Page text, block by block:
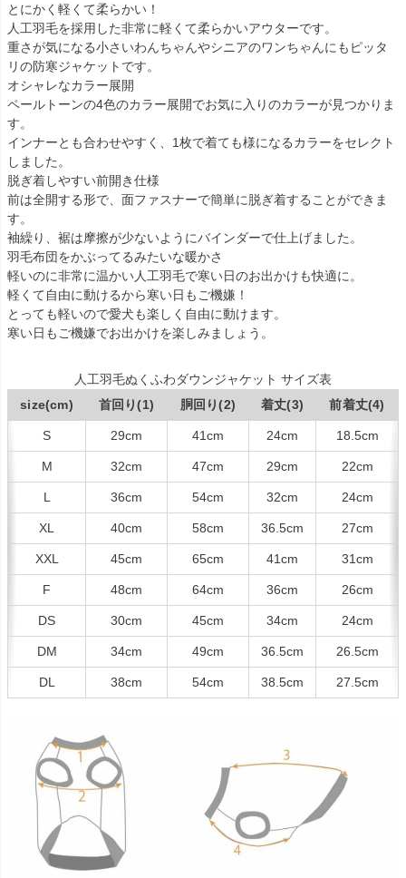
とにかく軽くて柔らかい！
人工羽毛を採用した非常に軽くて柔らかいアウターです。
重さが気になる小さいわんちゃんやシニアのワンちゃんにもピッタ
リの防寒ジャケットです。
オシャレなカラー展開
ペールトーンの4色のカラー展開でお気に入りのカラーが見つかりま
す。
インナーとも合わせやすく、1枚で着ても様になるカラーをセレクト
しました。
脱ぎ着しやすい前開き仕様
前は全開する形で、面ファスナーで簡単に脱ぎ着することができま
す。
袖繰り、裾は摩擦が少ないようにバインダーで仕上げました。
羽毛布団をかぶってるみたいな暖かさ
軽いのに非常に温かい人工羽毛で寒い日のお出かけも快適に。
軽くて自由に動けるから寒い日もご機嫌！
とっても軽いので愛犬も楽しく自由に動けます。
寒い日もご機嫌でお出かけを楽しみましょう。
人工羽毛ぬくふわダウンジャケット サイズ表
size(cm)
首回り(1) 胴回り(2) 着丈(3) 前着丈(4)
S 29cm 41cm 24cm 18.5cm
M 32cm 47cm 29cm 22cm
L 36cm 54cm 32cm 24cm
XL 40cm 58cm 36.5cm 27cm
XXL 45cm 65cm 41cm 31cm
F 48cm 64cm 36cm 26cm
DS 30cm 45cm 34cm 24cm
DM 34cm 49cm 36.5cm 26.5cm
DL 38cm 54cm 38.5cm 27.5cm